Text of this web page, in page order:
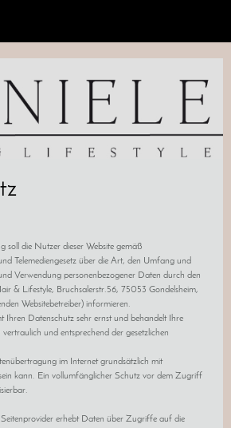
soll die Nutzer dieser Website gemäß
Telemediengesetz über die Art, den Umfang und
Verwendung personenbezogener Daten durch den
& Lifestyle, Bruchsalerstr.56, 75053 Gondelsheim,
Websitebetreiber) informieren.
Ihren Datenschutz sehr ernst und behandelt Ihre
und entsprechend der gesetzlichen
im Internet grundsätzlich mit
kann. Ein vollumfänglicher Schutz vor dem Zugriff
Seitenprovider erhebt Daten über Zugriffe auf die